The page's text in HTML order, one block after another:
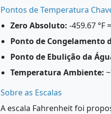
Pontos de Temperatura
Zero Absoluto: -459.67 °F
Ponto de Congelamento
Ponto de Ebulição da
Temperatura Ambiente:
Sobre as Escalas
A escala Fahrenheit foi